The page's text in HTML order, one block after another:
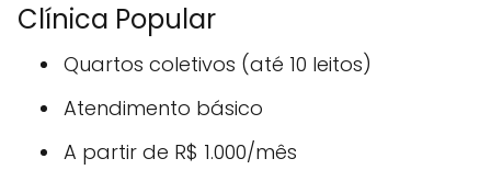
Clínica Popular
Quartos coletivos (até 10 leitos)
Atendimento básico
A partir de R$ 1.000/mês